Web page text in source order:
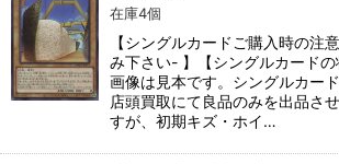
在庫4個
【シングルカードご購入時の注
み下さい- 】【シングルカードの
画像は見本です。シングルカー
店頭買取にて良品のみを出品さ
すが、初期キズ・ホイ…